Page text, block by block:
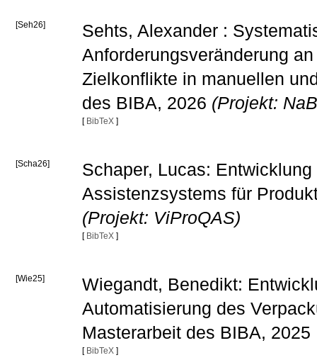
[Seh26]
Sehts, Alexander :
Anforderungsveränderung
Zielkonflikte in manuellen
des BIBA, 2026 (Projekt:
[ BibTeX ]
[Scha26]
Schaper, Lucas:
Assistenzsystems für
(Projekt: ViProQAS)
[ BibTeX ]
[Wie25]
Wiegandt, Benedikt:
Automatisierung des
Masterarbeit des BIBA, 2025
[ BibTeX ]